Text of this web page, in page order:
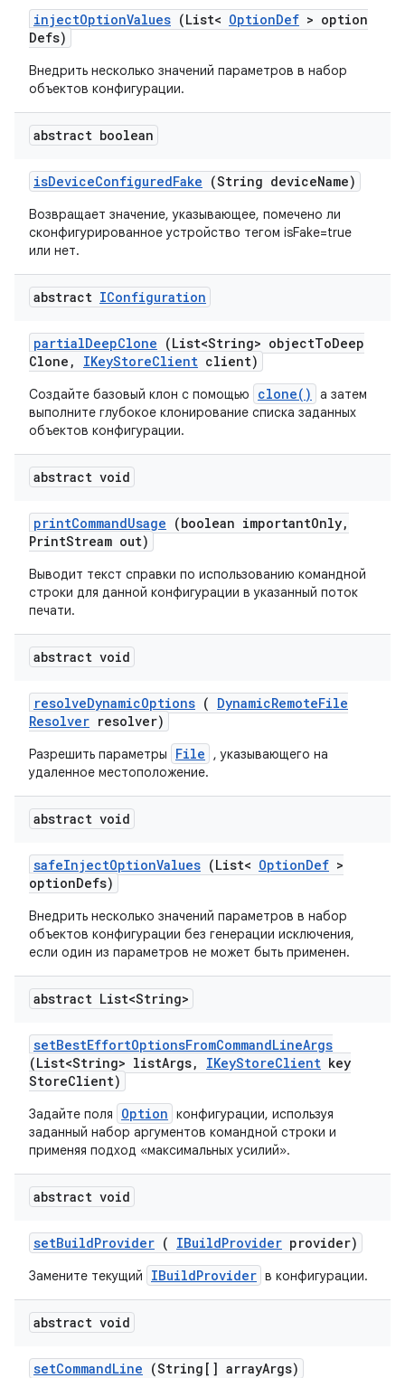
injectOptionValues (List< OptionDef > option
Defs)
Внедрить несколько значений параметров в набор
объектов конфигурации.
abstract boolean
isDeviceConfiguredFake (String deviceName)
Возвращает значение, указывающее, помечено ли
сконфигурированное устройство тегом isFake=true
или нет.
abstract IConfiguration
partialDeepClone (List<String> objectToDeep
Clone , IKeyStoreClient client)
Создайте базовый клон с помощью clone()
а затем
выполните глубокое клонирование списка заданных
объектов конфигурации.
abstract void
printCommandUsage (boolean importantOnly,
PrintStream out)
Выводит текст справки по использованию командной
строки для данной конфигурации в указанный поток
печати.
abstract void
resolveDynamicOptions ( DynamicRemoteFile
Resolver resolver)
Разрешить параметры File
, указывающего на
удаленное местоположение.
abstract void
safeInjectOptionValues (List< OptionDef >
optionDefs)
Внедрить несколько значений параметров в набор
объектов конфигурации без генерации исключения,
если один из параметров не может быть применен.
abstract List<String>
setBestEffortOptionsFromCommandLineArgs
(List<String> listArgs, IKeyStoreClient key
StoreClient)
Задайте поля Option конфигурации, используя
заданный набор аргументов командной строки и
применяя подход «максимальных усилий».
abstract void
setBuildProvider ( IBuildProvider provider)
Замените текущий IBuildProvider в конфигурации.
abstract void
setCommandLine (String[] arrayArgs)